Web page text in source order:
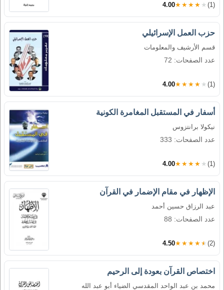
4.00★★★★★ (1)
حزب العمل الإسرائيلي
قسم الأرشيف والمعلومات
عدد الصفحات: 72
4.00★★★★★ (1)
أسفار في المستقبل المغامرة الكونية
نيكولا برانتزوس
عدد الصفحات: 333
4.00★★★★★ (1)
الإظهار في مقام الإضمار في القرآن
عبد الرزاق حسين أحمد
عدد الصفحات: 88
4.50★★★★★ (2)
اختصاص القرآن بعودة إلى الرحيم
محمد بن عبد الواحد المقدسي الضياء أبو عبد الله